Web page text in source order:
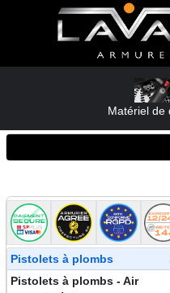
Matériel de
Pistolets à plombs
Pistolets à plombs - Air